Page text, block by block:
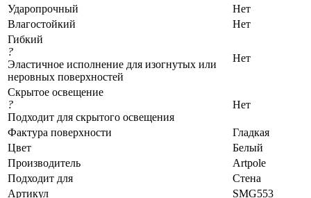
Ударопрочный
Нет
Влагостойкий
Нет
Гибкий
?
Эластичное исполнение для изогнутых или
неровных поверхностей
Нет
Скрытое освещение
?
Подходит для скрытого освещения
Нет
Фактура поверхности
Гладкая
Цвет
Белый
Производитель
Artpole
Подходит для
Стена
Артикул
SMG553